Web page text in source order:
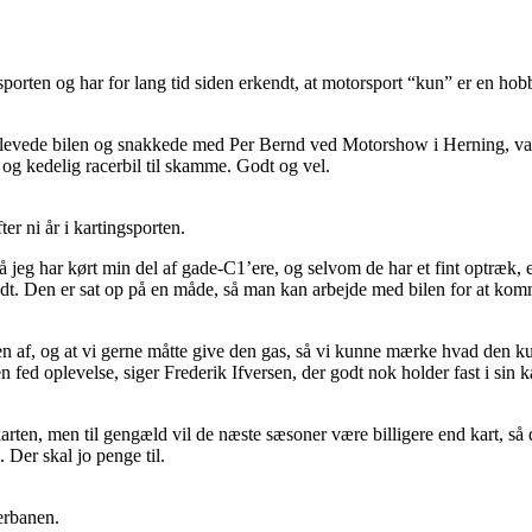
og har for lang tid siden erkendt, at motorsport “kun” er en
bilen og snakkede med Per Bernd ved Motorshow i Herning,
kedelig racerbil til skamme. Godt og vel.
ni år i kartingsporten.
har kørt min del af gade-C1’ere, og selvom de har et fint
Den er sat op på en måde, så man kan arbejde med bilen for at
af, og at vi gerne måtte give den gas, så vi kunne mærke hvad den
fed oplevelse, siger Frederik Ifversen, der godt nok holder fast i
men til gengæld vil de næste sæsoner være billigere end kart,
Der skal jo penge til.